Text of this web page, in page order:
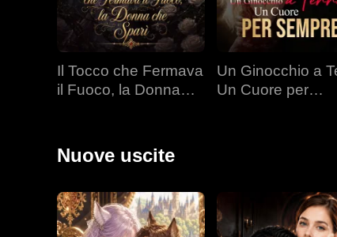
Il Tocco che Fermava
il Fuoco, la Donna
Un Ginocchio a
Un Cuore per
Nuove uscite